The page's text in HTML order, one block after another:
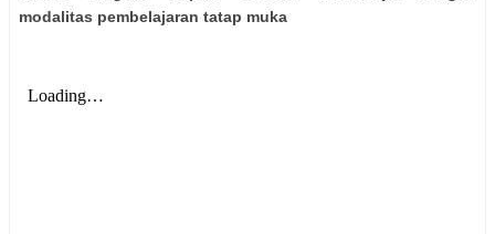
modalitas pembelajaran tatap muka